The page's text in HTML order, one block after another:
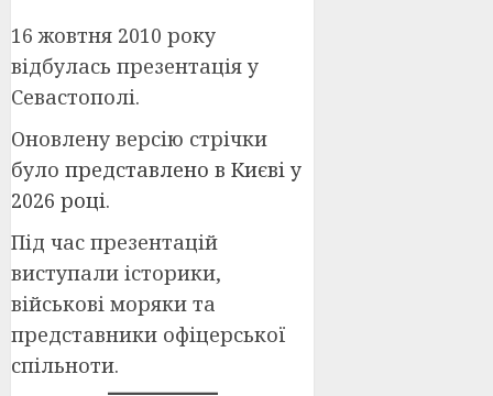
16 жовтня 2010 року
відбулась презентація у
Севастополі.
Оновлену версію стрічки
було представлено в Києві у
2026 році.
Під час презентацій
виступали історики,
військові моряки та
представники офіцерської
спільноти.